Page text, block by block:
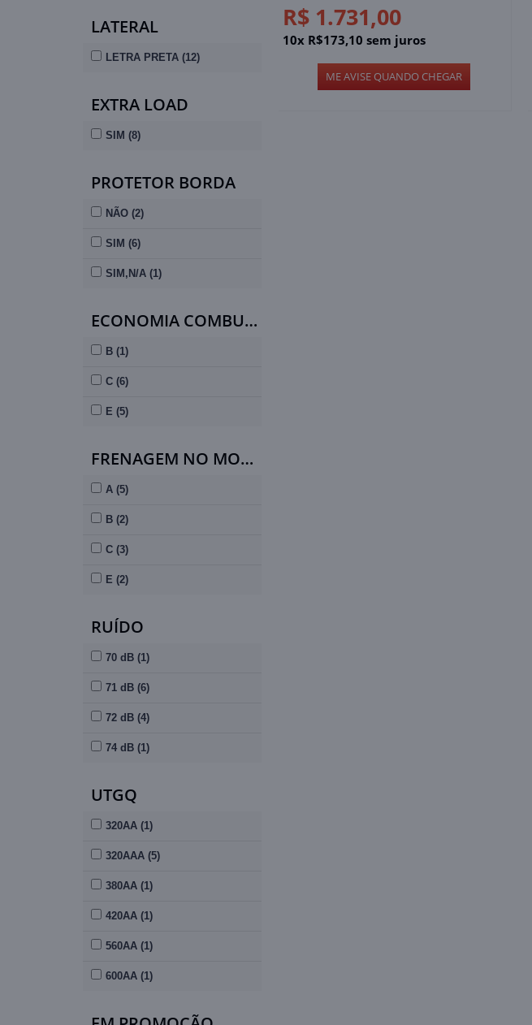
LATERAL
LETRA PRETA (12)
EXTRA LOAD
SIM (8)
PROTETOR BORDA
NÃO (2)
SIM (6)
SIM,N/A (1)
ECONOMIA COMBUSTÍVEL
B (1)
C (6)
E (5)
FRENAGEM NO MOLHADO
A (5)
B (2)
C (3)
E (2)
RUÍDO
70 dB (1)
71 dB (6)
72 dB (4)
74 dB (1)
UTGQ
320AA (1)
320AAA (5)
380AA (1)
420AA (1)
560AA (1)
600AA (1)
R$ 1.731,00
10x R$173,10 sem juros
ME AVISE QUANDO CHEGAR